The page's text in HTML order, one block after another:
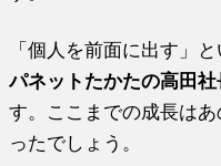
「個人を前面に出す」
パネットたかたの高田社
す。ここまでの成長は
ったでしょう。